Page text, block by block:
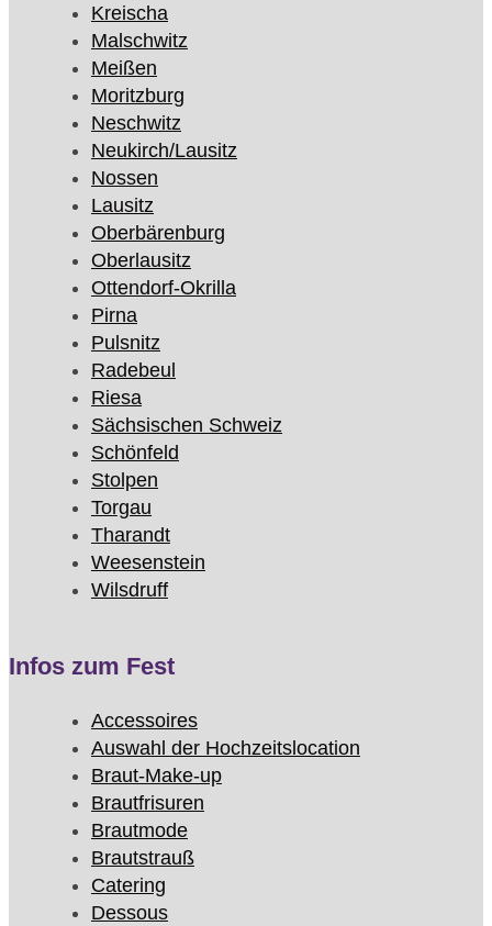
Kreischa
Malschwitz
Meißen
Moritzburg
Neschwitz
Neukirch/Lausitz
Nossen
Lausitz
Oberbärenburg
Oberlausitz
Ottendorf-Okrilla
Pirna
Pulsnitz
Radebeul
Riesa
Sächsischen Schweiz
Schönfeld
Stolpen
Torgau
Tharandt
Weesenstein
Wilsdruff
Infos zum Fest
Accessoires
Auswahl der Hochzeitslocation
Braut-Make-up
Brautfrisuren
Brautmode
Brautstrauß
Catering
Dessous